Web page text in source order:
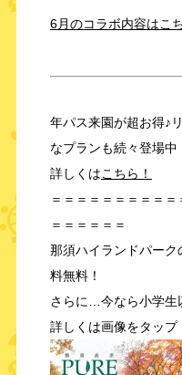
6月のコラボ内容はこ
年パス来園が超お得♪
なプランも続々登場中
詳しくはこちら！
＝＝＝＝＝＝＝＝＝
＝＝＝＝＝＝
那須ハイランドパーク
料無料！
さらに…今なら小学生
詳しくは画像をタップ